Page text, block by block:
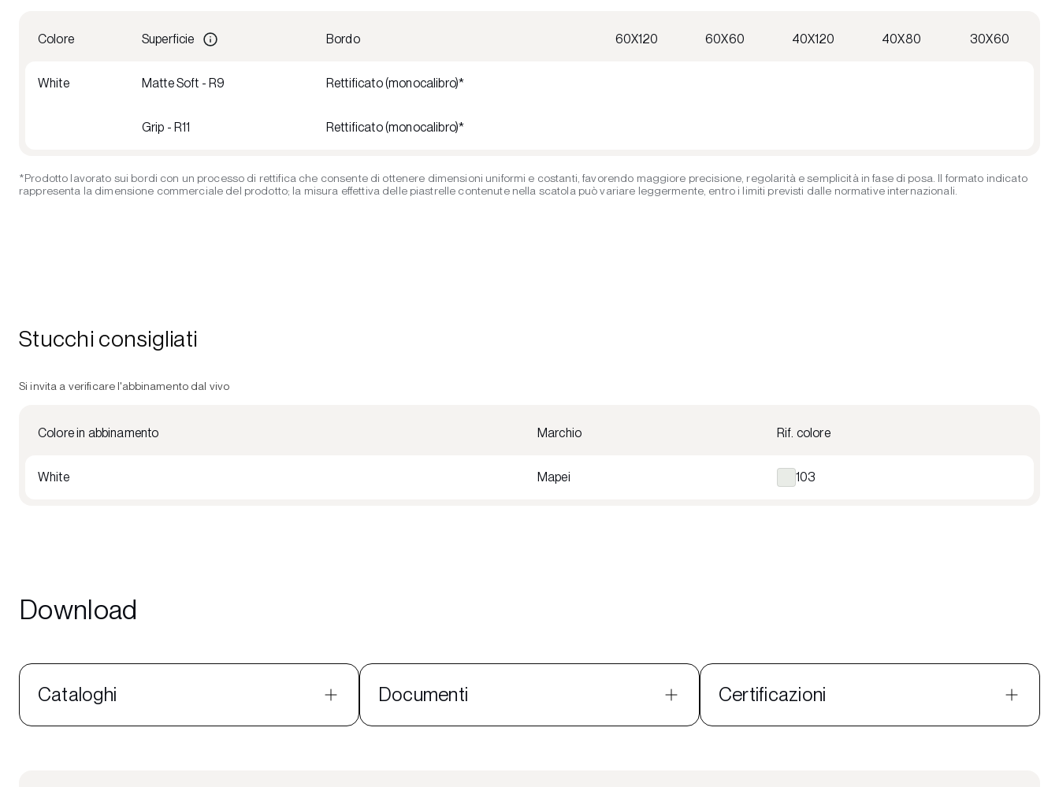
Colore Superficie Bordo 60X120 60X60 40X120 40X80 30X60
White Matte Soft - R9 Rettificato (monocalibro)*
Grip - R11 Rettificato (monocalibro)*
*Prodotto lavorato sui bordi con un processo di rettifica che consente di ottenere dimensioni uniformi e costanti, favorendo maggiore precisione, regolarità e semplicità in fase di posa. Il formato indicato
rappresenta la dimensione commerciale del prodotto; la misura effettiva delle piastrelle contenute nella scatola può variare leggermente, entro i limiti previsti dalle normative internazionali.
Stucchi consigliati
Si invita a verificare l'abbinamento dal vivo
Colore in abbinamento Marchio Rif. colore
White Mapei 103
Download
Cataloghi Documenti Certificazioni